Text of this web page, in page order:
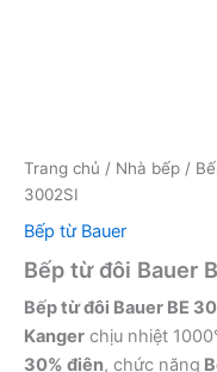
Trang chủ / Nhà bếp /
3002SI
Bếp từ Bauer
Bếp từ đôi Bauer
Bếp từ đôi Bauer BE
Kanger chịu nhiệt
30% điện, chức năng